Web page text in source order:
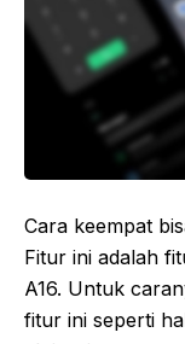
Cara keempat
Fitur ini adalah
A16. Untuk
fitur ini seperti